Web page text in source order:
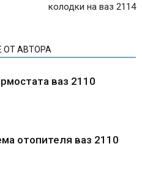
колодки на ваз 2114
ОТ АВТОРА
ваз 2110
отопителя ваз 2110